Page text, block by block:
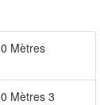
Mètres
Mètres 3